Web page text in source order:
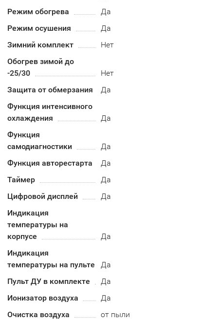
Режим обогрева
Да
Режим осушения
Да
Зимний комплект
Нет
Обогрев зимой до
-25/30
Нет
Защита от обмерзания
Да
Функция интенсивного
охлаждения
Да
Функция
самодиагностики
Да
Функция авторестарта
Да
Таймер
Да
Цифровой дисплей
Да
Индикация
температуры на
корпусе
Да
Индикация
температуры на пульте
Да
Пульт ДУ в комплекте
Да
Ионизатор воздуха
Да
Очистка воздуха
от пыли